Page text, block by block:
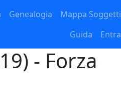
Genealogia
Mappa Soggetti
Guida
Entra
- Forza